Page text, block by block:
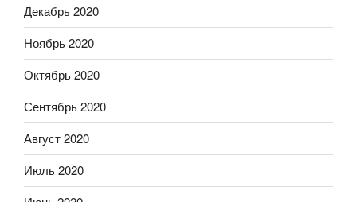
Декабрь 2020
Ноябрь 2020
Октябрь 2020
Сентябрь 2020
Август 2020
Июль 2020